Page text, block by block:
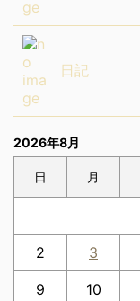
日記
2026年8月
日 月
2 3
9 10